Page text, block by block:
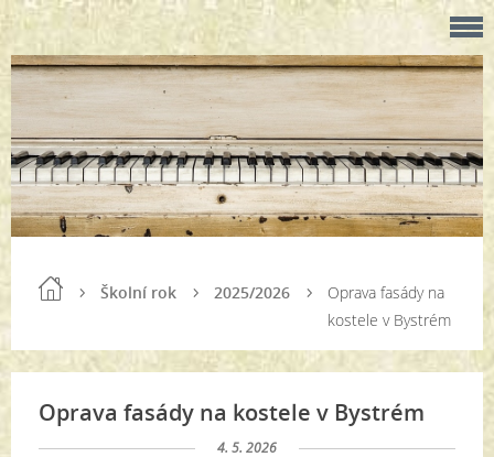
Školní rok 2025/2026
Oprava fasády na
kostele v Bystrém
Oprava fasády na kostele v Bystrém
4. 5. 2026